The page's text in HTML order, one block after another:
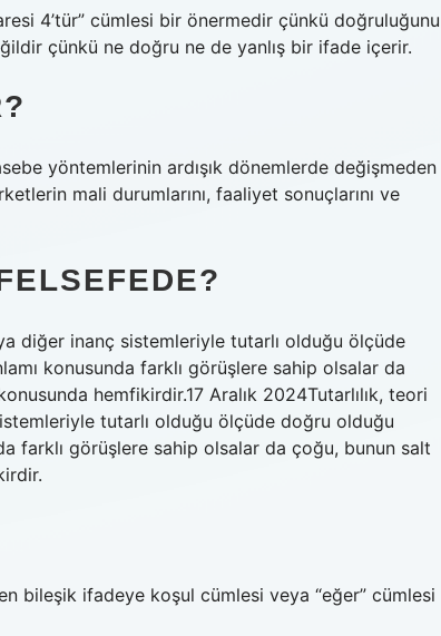
4’tür” cümlesi bir önermedir çünkü doğruluğunu
çünkü ne doğru ne de yanlış bir ifade içerir.
yöntemlerinin ardışık dönemlerde değişmeden
mali durumlarını, faaliyet sonuçlarını ve
diğer inanç sistemleriyle tutarlı olduğu ölçüde
konusunda farklı görüşlere sahip olsalar da
hemfikirdir.17 Aralık 2024Tutarlılık, teori
tutarlı olduğu ölçüde doğru olduğu
farklı görüşlere sahip olsalar da çoğu, bunun salt
bileşik ifadeye koşul cümlesi veya “eğer” cümlesi